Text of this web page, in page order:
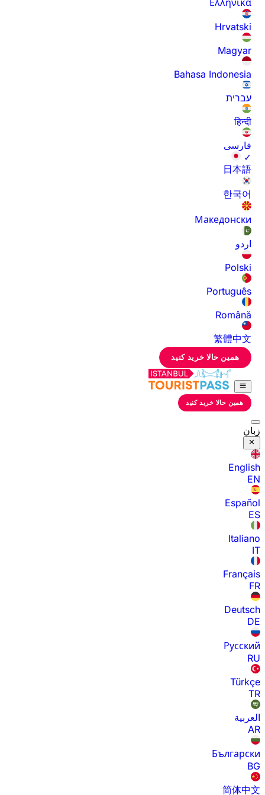
Ελληνικά
Hrvatski
Magyar
Bahasa Indonesia
עברית
हिन्दी
فارسی
✓
日本語
한국어
Македонски
اردو
Polski
Português
Română
繁體中文
همین حالا خرید کنید
همین حالا خرید کنید
زبان
English
EN
Español
ES
Italiano
IT
Français
FR
Deutsch
DE
Русский
RU
Türkçe
TR
العربية
AR
Български
BG
简体中文